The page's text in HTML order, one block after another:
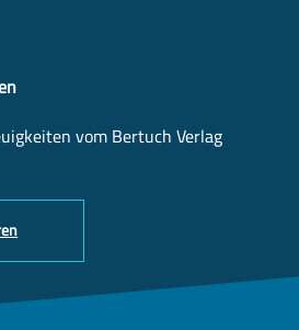
vom Bertuch Verlag